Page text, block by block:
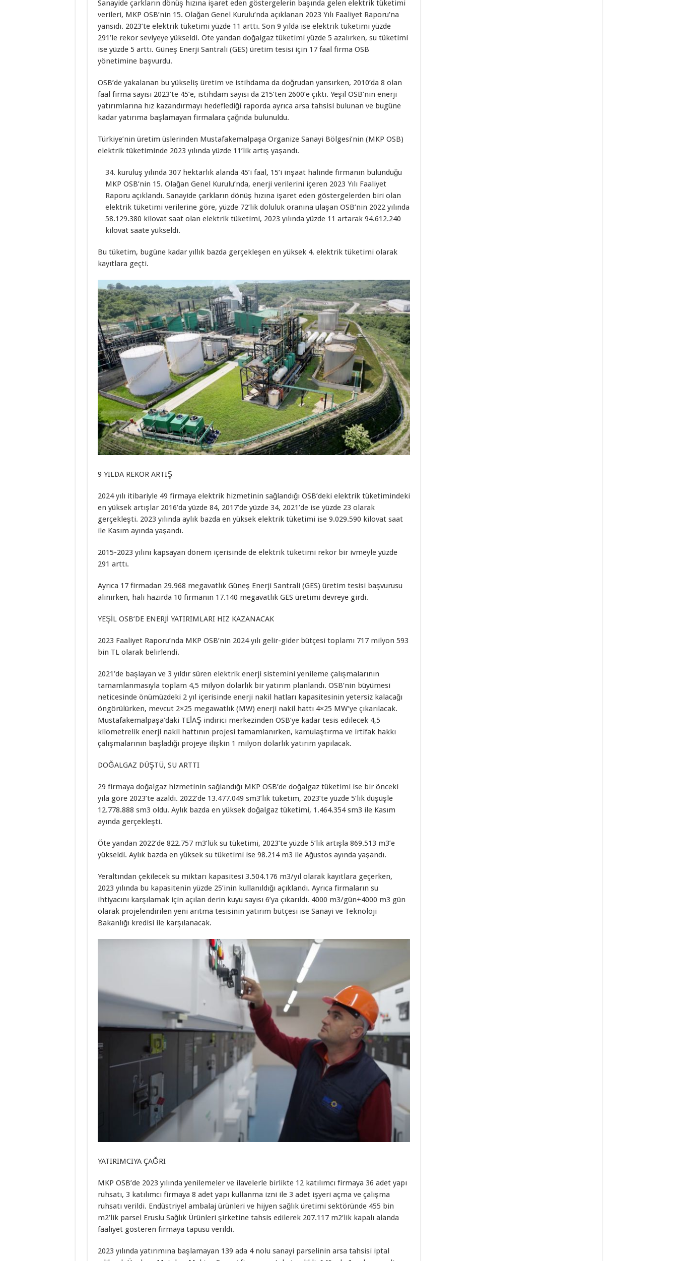
Sanayide çarkların dönüş hızına işaret eden göstergelerin başında gelen elektrik tüketimi
verileri, MKP OSB’nin 15. Olağan Genel Kurulu’nda açıklanan 2023 Yılı Faaliyet Raporu’na
yansıdı. 2023’te elektrik tüketimi yüzde 11 arttı. Son 9 yılda ise elektrik tüketimi yüzde
291’le rekor seviyeye yükseldi. Öte yandan doğalgaz tüketimi yüzde 5 azalırken, su tüketimi
ise yüzde 5 arttı. Güneş Enerji Santrali (GES) üretim tesisi için 17 faal firma OSB
yönetimine başvurdu.
OSB’de yakalanan bu yükseliş üretim ve istihdama da doğrudan yansırken, 2010’da 8 olan
faal firma sayısı 2023’te 45’e, istihdam sayısı da 215’ten 2600’e çıktı. Yeşil OSB’nin enerji
yatırımlarına hız kazandırmayı hedeflediği raporda ayrıca arsa tahsisi bulunan ve bugüne
kadar yatırıma başlamayan firmalara çağrıda bulunuldu.
Türkiye’nin üretim üslerinden Mustafakemalpaşa Organize Sanayi Bölgesi’nin (MKP OSB)
elektrik tüketiminde 2023 yılında yüzde 11’lik artış yaşandı.
kuruluş yılında 307 hektarlık alanda 45’i faal, 15’i inşaat halinde firmanın bulunduğu
MKP OSB’nin 15. Olağan Genel Kurulu’nda, enerji verilerini içeren 2023 Yılı Faaliyet
Raporu açıklandı. Sanayide çarkların dönüş hızına işaret eden göstergelerden biri olan
elektrik tüketimi verilerine göre, yüzde 72’lik doluluk oranına ulaşan OSB’nin 2022 yılında
58.129.380 kilovat saat olan elektrik tüketimi, 2023 yılında yüzde 11 artarak 94.612.240
kilovat saate yükseldi.
Bu tüketim, bugüne kadar yıllık bazda gerçekleşen en yüksek 4. elektrik tüketimi olarak
kayıtlara geçti.
9 YILDA REKOR ARTIŞ
2024 yılı itibariyle 49 firmaya elektrik hizmetinin sağlandığı OSB’deki elektrik tüketimindeki
en yüksek artışlar 2016’da yüzde 84, 2017’de yüzde 34, 2021’de ise yüzde 23 olarak
gerçekleşti. 2023 yılında aylık bazda en yüksek elektrik tüketimi ise 9.029.590 kilovat saat
ile Kasım ayında yaşandı.
2015-2023 yılını kapsayan dönem içerisinde de elektrik tüketimi rekor bir ivmeyle yüzde
291 arttı.
Ayrıca 17 firmadan 29.968 megavatlık Güneş Enerji Santrali (GES) üretim tesisi başvurusu
alınırken, hali hazırda 10 firmanın 17.140 megavatlık GES üretimi devreye girdi.
YEŞİL OSB’DE ENERJİ YATIRIMLARI HIZ KAZANACAK
2023 Faaliyet Raporu’nda MKP OSB’nin 2024 yılı gelir-gider bütçesi toplamı 717 milyon 593
bin TL olarak belirlendi.
2021’de başlayan ve 3 yıldır süren elektrik enerji sistemini yenileme çalışmalarının
tamamlanmasıyla toplam 4,5 milyon dolarlık bir yatırım planlandı. OSB’nin büyümesi
neticesinde önümüzdeki 2 yıl içerisinde enerji nakil hatları kapasitesinin yetersiz kalacağı
öngörülürken, mevcut 2×25 megawatlık (MW) enerji nakil hattı 4×25 MW’ye çıkarılacak.
Mustafakemalpaşa’daki TEİAŞ indirici merkezinden OSB’ye kadar tesis edilecek 4,5
kilometrelik enerji nakil hattının projesi tamamlanırken, kamulaştırma ve irtifak hakkı
çalışmalarının başladığı projeye ilişkin 1 milyon dolarlık yatırım yapılacak.
DOĞALGAZ DÜŞTÜ, SU ARTTI
29 firmaya doğalgaz hizmetinin sağlandığı MKP OSB’de doğalgaz tüketimi ise bir önceki
yıla göre 2023’te azaldı. 2022’de 13.477.049 sm3’lık tüketim, 2023’te yüzde 5’lik düşüşle
12.778.888 sm3 oldu. Aylık bazda en yüksek doğalgaz tüketimi, 1.464.354 sm3 ile Kasım
ayında gerçekleşti.
Öte yandan 2022’de 822.757 m3’lük su tüketimi, 2023’te yüzde 5’lik artışla 869.513 m3’e
yükseldi. Aylık bazda en yüksek su tüketimi ise 98.214 m3 ile Ağustos ayında yaşandı.
Yeraltından çekilecek su miktarı kapasitesi 3.504.176 m3/yıl olarak kayıtlara geçerken,
2023 yılında bu kapasitenin yüzde 25’inin kullanıldığı açıklandı. Ayrıca firmaların su
ihtiyacını karşılamak için açılan derin kuyu sayısı 6’ya çıkarıldı. 4000 m3/gün+4000 m3 gün
olarak projelendirilen yeni arıtma tesisinin yatırım bütçesi ise Sanayi ve Teknoloji
Bakanlığı kredisi ile karşılanacak.
YATIRIMCIYA ÇAĞRI
MKP OSB’de 2023 yılında yenilemeler ve ilavelerle birlikte 12 katılımcı firmaya 36 adet yapı
ruhsatı, 3 katılımcı firmaya 8 adet yapı kullanma izni ile 3 adet işyeri açma ve çalışma
ruhsatı verildi. Endüstriyel ambalaj ürünleri ve hijyen sağlık üretimi sektöründe 455 bin
m2’lik parsel Eruslu Sağlık Ürünleri şirketine tahsis edilerek 207.117 m2’lik kapalı alanda
faaliyet gösteren firmaya tapusu verildi.
2023 yılında yatırımına başlamayan 139 ada 4 nolu sanayi parselinin arsa tahsisi iptal